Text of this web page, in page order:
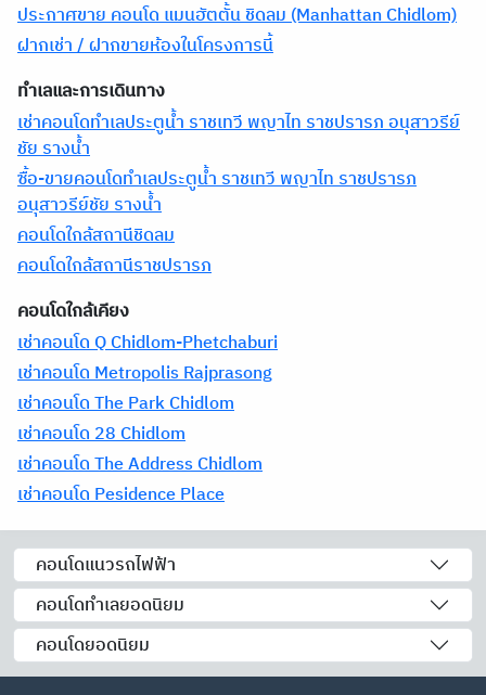
ประกาศขาย คอนโด แมนฮัตตั้น ชิดลม (Manhattan Chidlom)
ฝากเช่า / ฝากขายห้องในโครงการนี้
ทำเลและการเดินทาง
เช่าคอนโดทำเลประตูน้ำ ราชเทวี พญาไท ราชปรารภ อนุสาวรีย์
ชัย รางน้ำ
ซื้อ-ขายคอนโดทำเลประตูน้ำ ราชเทวี พญาไท ราชปรารภ
อนุสาวรีย์ชัย รางน้ำ
คอนโดใกล้สถานีชิดลม
คอนโดใกล้สถานีราชปรารภ
คอนโดใกล้เคียง
เช่าคอนโด Q Chidlom-Phetchaburi
เช่าคอนโด Metropolis Rajprasong
เช่าคอนโด The Park Chidlom
เช่าคอนโด 28 Chidlom
เช่าคอนโด The Address Chidlom
เช่าคอนโด Pesidence Place
คอนโดแนวรถไฟฟ้า
คอนโดทำเลยอดนิยม
คอนโดยอดนิยม